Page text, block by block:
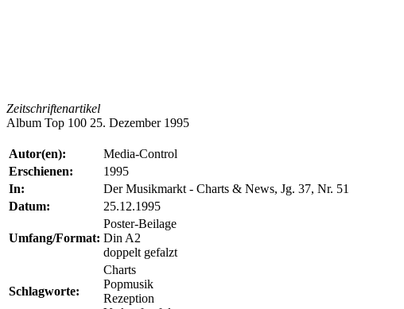
Zeitschriftenartikel
Album Top 100 25. Dezember 1995
Autor(en):
Media-Control
Erschienen:
1995
In:
Der Musikmarkt - Charts & News, Jg. 37, Nr. 51
Datum:
25.12.1995
Umfang/Format:
Poster-Beilage
Din A2
doppelt gefalzt
Schlagworte:
Charts
Popmusik
Rezeption